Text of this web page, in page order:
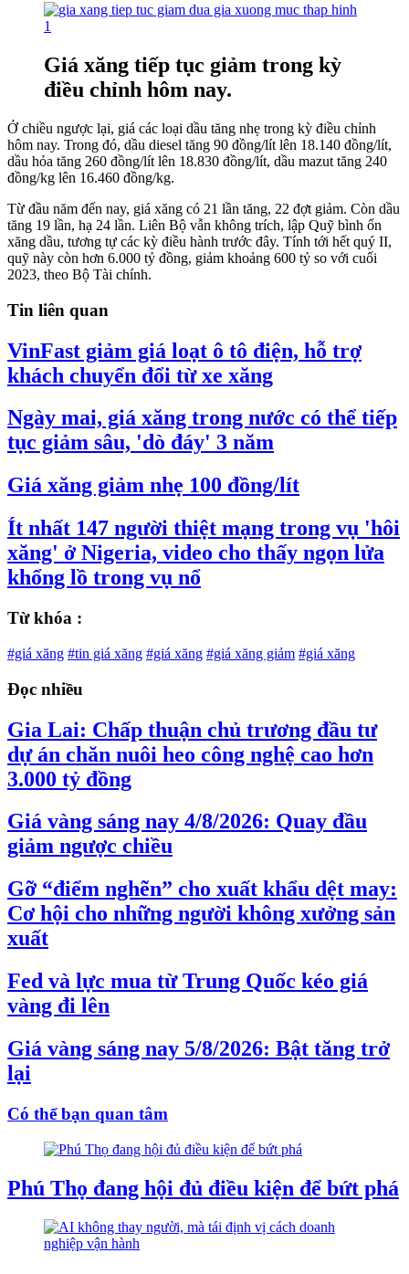
Giá xăng tiếp tục giảm trong kỳ
điều chỉnh hôm nay.
Ở chiều ngược lại, giá các loại dầu tăng nhẹ trong kỳ điều chỉnh
hôm nay. Trong đó, dầu diesel tăng 90 đồng/lít lên 18.140 đồng/lít,
dầu hỏa tăng 260 đồng/lít lên 18.830 đồng/lít, dầu mazut tăng 240
đồng/kg lên 16.460 đồng/kg.
Từ đầu năm đến nay, giá xăng có 21 lần tăng, 22 đợt giảm. Còn dầu
tăng 19 lần, hạ 24 lần. Liên Bộ vẫn không trích, lập Quỹ bình ổn
xăng dầu, tương tự các kỳ điều hành trước đây. Tính tới hết quý II,
quỹ này còn hơn 6.000 tỷ đồng, giảm khoảng 600 tỷ so với cuối
2023, theo Bộ Tài chính.
Tin liên quan
VinFast giảm giá loạt ô tô điện, hỗ trợ
khách chuyển đổi từ xe xăng
Ngày mai, giá xăng trong nước có thể tiếp
tục giảm sâu, 'dò đáy' 3 năm
Giá xăng giảm nhẹ 100 đồng/lít
Ít nhất 147 người thiệt mạng trong vụ 'hôi
xăng' ở Nigeria, video cho thấy ngọn lửa
khổng lồ trong vụ nổ
Từ khóa :
#giá xăng #tin giá xăng #giá xăng #giá xăng giảm #giá xăng
Đọc nhiều
Gia Lai: Chấp thuận chủ trương đầu tư
dự án chăn nuôi heo công nghệ cao hơn
3.000 tỷ đồng
Giá vàng sáng nay 4/8/2026: Quay đầu
giảm ngược chiều
Gỡ “điểm nghẽn” cho xuất khẩu dệt may:
Cơ hội cho những người không xưởng sản
xuất
Fed và lực mua từ Trung Quốc kéo giá
vàng đi lên
Giá vàng sáng nay 5/8/2026: Bật tăng trở
lại
Có thể bạn quan tâm
Phú Thọ đang hội đủ điều kiện để bứt phá